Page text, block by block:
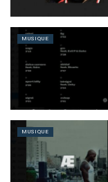
MUSIQUE
MUSIQUE